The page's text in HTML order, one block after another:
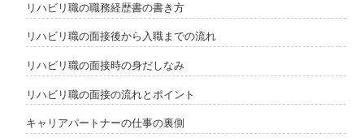
リハビリ職の職務経歴書の書き方
リハビリ職の面接後から入職までの流れ
リハビリ職の面接時の身だしなみ
リハビリ職の面接の流れとポイント
キャリアパートナーの仕事の裏側